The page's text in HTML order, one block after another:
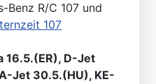
Benz R/C 107 und
107
16.5.(ER), D-Jet
Jet 30.5.(HU), KE-